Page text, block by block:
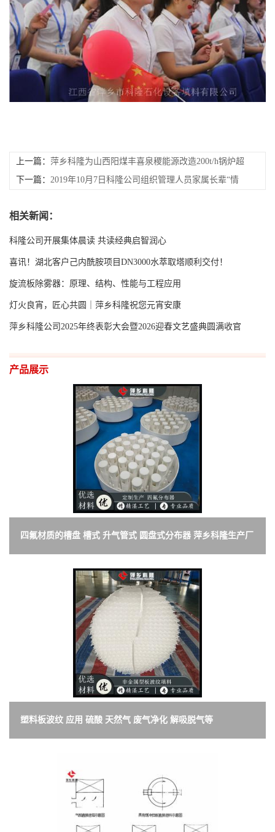
上一篇： 萍乡科隆为山西阳煤丰喜泉稷能源改造200t/h锅炉超
低排放工程使用PP聚丙烯250X规整波纹填料、250Y塑料孔板
FRPP增强聚丙烯填料压栅、316L丝网除沫器、丝网除沫器反
冲洗装置
下一篇： 2019年10月7日科隆公司组织管理人员家属长辈“情
相关新闻：
科隆公司开展集体晨读 共读经典启智润心
喜讯！湖北客户己内酰胺项目DN3000水萃取塔顺利交付！
旋流板除雾器：原理、结构、性能与工程应用
灯火良宵，匠心共圆｜萍乡科隆祝您元宵安康
萍乡科隆公司2025年终表彰大会暨2026迎春文艺盛典圆满收官
产品展示
四氟材质的槽盘 槽式 升气管式 圆盘式分布器 萍乡科隆生产厂
家
塑料板波纹 应用 硫酸 天然气 废气净化 解吸脱气等